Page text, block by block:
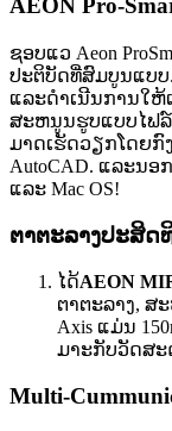
AEON Pro-
ຊອບແວ Aeon
ປະຕິບັດທີ່ສົມບູນແບບ
ແລະດໍາເນີນການໃຫ້
ສະ​ຫນູນ​ຮູບ​ແບບ​ໄຟ
ມາດ​ເຮັດ​ວຽກ​ໂດຍ​ກົງ​
AutoCAD​. ແລະ​ນອ
ແລະ Mac OS​!
ຕາຕະລາງປະສິດ
ໄດ້AEON
ຕາຕະລາງ, ສ
Axis ແມ່ນ
ມາະກັບວັດສະ
Multi-